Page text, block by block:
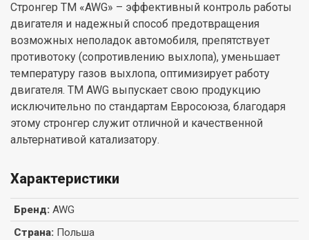
Стронгер ТМ «AWG» – эффективный контроль работы
двигателя и надежный способ предотвращения
возможных неполадок автомобиля, препятствует
противотоку (сопротивлению выхлопа), уменьшает
температуру газов выхлопа, оптимизирует работу
двигателя. ТМ AWG выпускает свою продукцию
исключительно по стандартам Евросоюза, благодаря
этому стронгер служит отличной и качественной
альтернативой катализатору.
Характеристики
Бренд: AWG
Страна: Польша